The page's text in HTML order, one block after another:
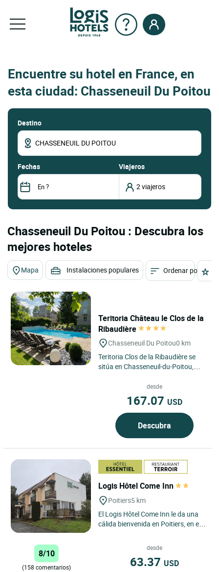
Encuentre su hotel en France, en
esta ciudad: Chasseneuil Du Poitou
Destino
fechas Viajeros
Chasseneuil Du Poitou : Descubra los
mejores hoteles
Mapa Instalaciones populares Ordenar por
Teritoria Château le Clos de la
Ribaudière
Chasseneuil Du Poitou0 km
Teritoria Clos de la Ribaudière se
sitúa en Chasseneuil-du-Poitou,
verde y tranquilo que...
desde
167.07 USD
Descubra
Logis Hôtel Come Inn
Poitiers5 km
El Logis Hôtel Come Inn le da una
cálida bienvenida en Poitiers, en el
8/10
(158 comentarios)
desde
63.37 USD